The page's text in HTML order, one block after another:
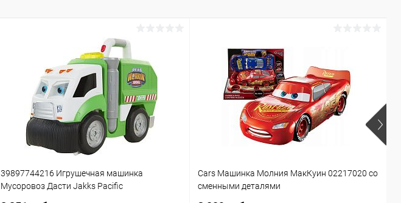
39897744216 Игрушечная машинка
Мусоровоз Дасти Jakks Pacific
Cars Машинка Молния МакКуин 02217020 со
сменными деталями